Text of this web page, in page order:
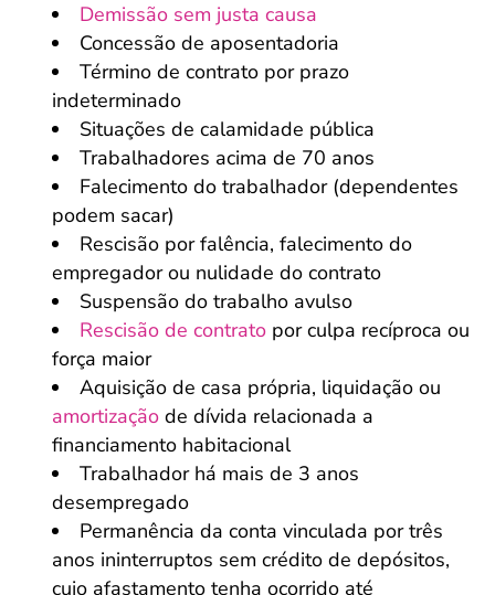
Demissão sem justa causa
Concessão de aposentadoria
Término de contrato por prazo
indeterminado
Situações de calamidade pública
Trabalhadores acima de 70 anos
Falecimento do trabalhador (dependentes
podem sacar)
Rescisão por falência, falecimento do
empregador ou nulidade do contrato
Suspensão do trabalho avulso
Rescisão de contrato por culpa recíproca ou
força maior
Aquisição de casa própria, liquidação ou
amortização de dívida relacionada a
financiamento habitacional
Trabalhador há mais de 3 anos
desempregado
Permanência da conta vinculada por três
anos ininterruptos sem crédito de depósitos,
cujo afastamento tenha ocorrido até